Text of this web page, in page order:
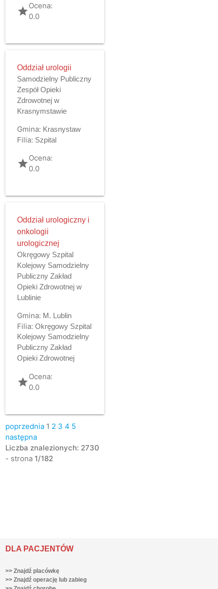
gradeOcena:
0.0
Oddział urologii
Samodzielny Publiczny
Zespół Opieki
Zdrowotnej w
Krasnymstawie
Gmina: Krasnystaw
Filia: Szpital
gradeOcena:
0.0
Oddział urologiczny i
onkologii
urologicznej
Okręgowy Szpital
Kolejowy Samodzielny
Publiczny Zakład
Opieki Zdrowotnej w
Lublinie
Gmina: M. Lublin
Filia: Okręgowy Szpital
Kolejowy Samodzielny
Publiczny Zakład
Opieki Zdrowotnej
gradeOcena:
0.0
poprzednia 1 2 3 4 5
następna
Liczba znalezionych: 2730
- strona 1/182
DLA PACJENTÓW
>> Znajdź placówkę
>> Znajdź operację lub zabieg